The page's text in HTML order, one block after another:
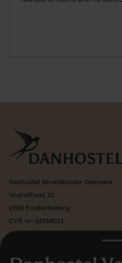
Danhostel Hovedkontor Danmark
Vodroffsvej 32
1900 Frederiksberg
CVR nr: 62568011